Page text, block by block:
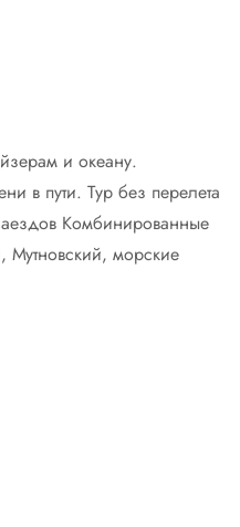
и океану.
в пути. Тур без перелета
Комбинированные
Мутновский, морские